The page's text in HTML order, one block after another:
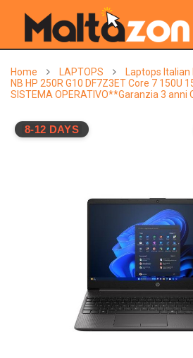
Home LAPTOPS Laptops
NB HP 250R G10 DF7Z3ET Core 7 150U
SISTEMA OPERATIVO**Garanzia 3 anni
8-12 DAYS